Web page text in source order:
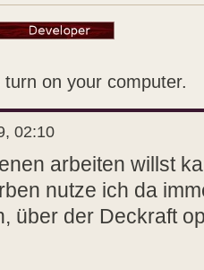
on your computer.
02:10
arbeiten willst
nutze ich da
über der Deckraft